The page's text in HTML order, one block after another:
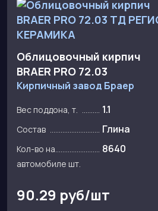
Облицовочный кирпич
BRAER PRO 72.03
Кирпичный завод Браер
Вес поддона, т. 1.1
Состав Глина
Кол-во на
автомобиле шт.
8640
90.29 руб/шт